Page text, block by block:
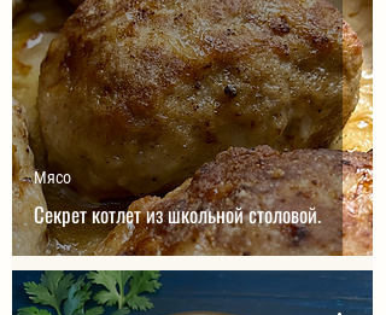
Секрет котлет из школьной столовой.
Мясо